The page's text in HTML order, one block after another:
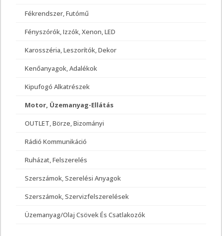
Fékrendszer, Futómű
Fényszórók, Izzók, Xenon, LED
Karosszéria, Leszorítók, Dekor
Kenőanyagok, Adalékok
Kipufogó Alkatrészek
Motor, Üzemanyag-Ellátás
OUTLET, Börze, Bizományi
Rádió Kommunikáció
Ruházat, Felszerelés
Szerszámok, Szerelési Anyagok
Szerszámok, Szervizfelszerelések
Üzemanyag/olaj Csövek És Csatlakozók